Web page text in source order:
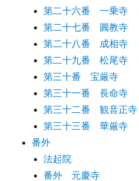
第二十六番 一乗寺
第二十七番 圓教寺
第二十八番 成相寺
第二十九番 松尾寺
第三十番 宝厳寺
第三十一番 長命寺
第三十二番 観音正寺
第三十三番 華厳寺
番外
法起院
番外 元慶寺